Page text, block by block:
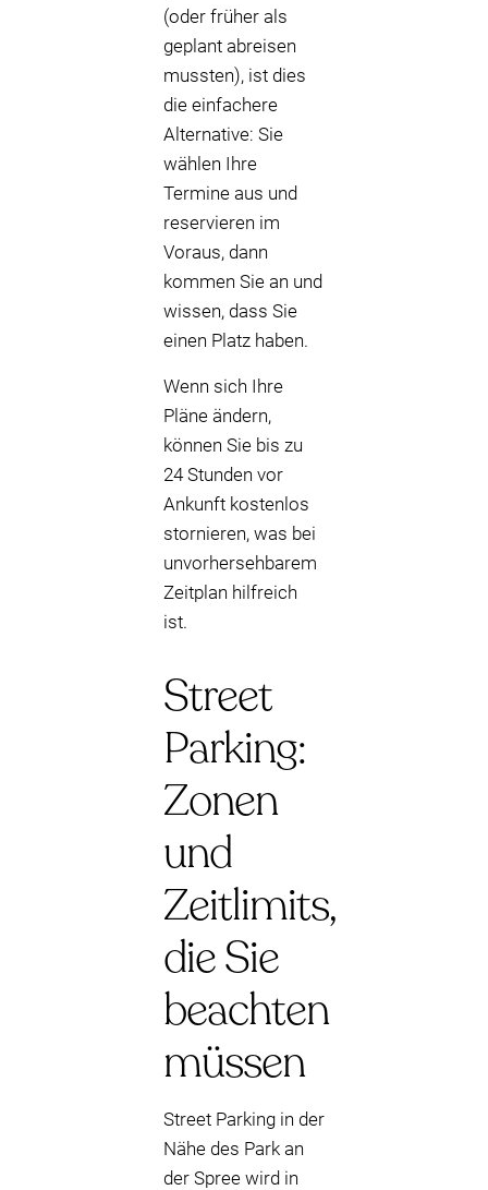
(oder früher als
geplant abreisen
mussten), ist dies
die einfachere
Alternative: Sie
wählen Ihre
Termine aus und
reservieren im
Voraus, dann
kommen Sie an und
wissen, dass Sie
einen Platz haben.
Wenn sich Ihre
Pläne ändern,
können Sie bis zu
24 Stunden vor
Ankunft kostenlos
stornieren, was bei
unvorhersehbarem
Zeitplan hilfreich
ist.
Street
Parking:
Zonen
und
Zeitlimits,
die Sie
beachten
müssen
Street Parking in der
Nähe des Park an
der Spree wird in